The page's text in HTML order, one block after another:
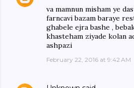
va mamnun misham ye
farncavi bazam baraye
ghabele ejra bashe ,
khasteham ziyade kolan
ashpazi
February 22, 2016 at 9:42 AM